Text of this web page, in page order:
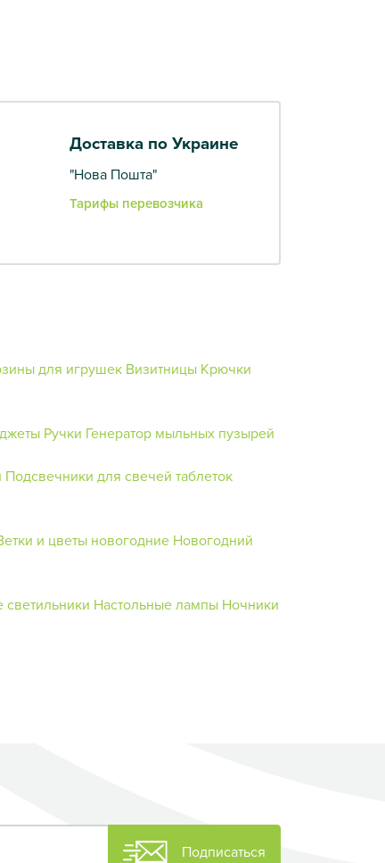
Доставка по Украине
"Нова Пошта"
Тарифы перевозчика
для игрушек Визитницы Крючки
Ручки Генератор мыльных пузырей
Подсвечники для свечей таблеток
и цветы новогодние Новогодний
Настольные лампы Ночники
Подписаться